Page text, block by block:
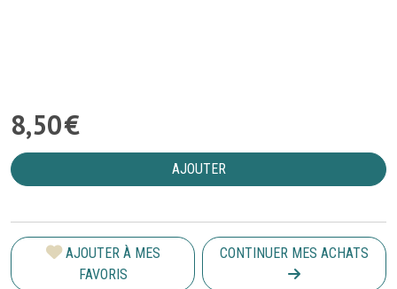
8,50€
AJOUTER
AJOUTER À MES
FAVORIS
CONTINUER MES ACHATS